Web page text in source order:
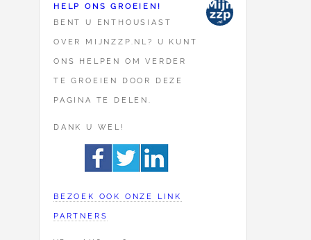
HELP ONS GROEIEN!
BENT U ENTHOUSIAST
OVER MIJNZZP.NL? U KUNT
ONS HELPEN OM VERDER
TE GROEIEN DOOR DEZE
PAGINA TE DELEN.
DANK U WEL!
BEZOEK OOK ONZE LINK
PARTNERS